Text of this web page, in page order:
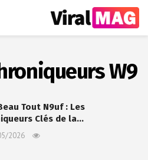
W9
Tout N9uf : Les
Clés de la…
2026